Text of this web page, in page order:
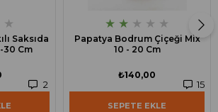
★
Saksıda
30 Cm
2
★ ★ ★ ★ ★
Papatya Bodrum Çiçeği Mix
10 - 20 Cm
15
₺140,00
SEPETE EKLE